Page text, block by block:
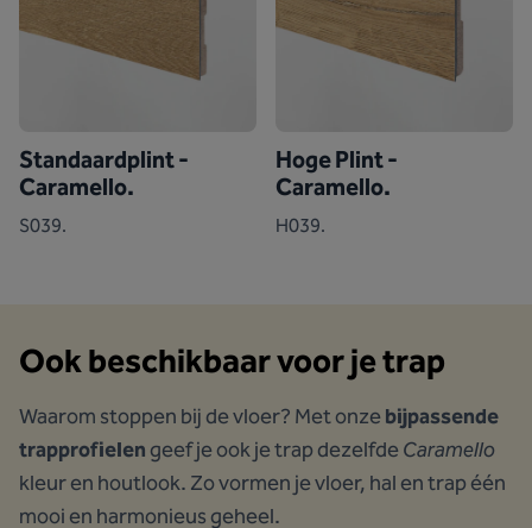
Standaardplint -
Caramello.
S039.
Hoge Plint -
Caramello.
H039.
Ook beschikbaar voor je trap
Waarom stoppen bij de vloer? Met onzebijpassende
trapprofielen geef je ook je trap dezelfdeCaramello
kleur en houtlook. Zo vormen je vloer, hal en trap één
mooi en harmonieus geheel.